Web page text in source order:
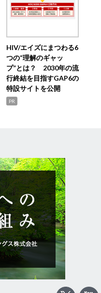
HIV/エイズにまつわる6
つの“理解のギャッ
プ”とは？ 2030年の流
行終結を目指すGAP6の
特設サイトを公開
PR